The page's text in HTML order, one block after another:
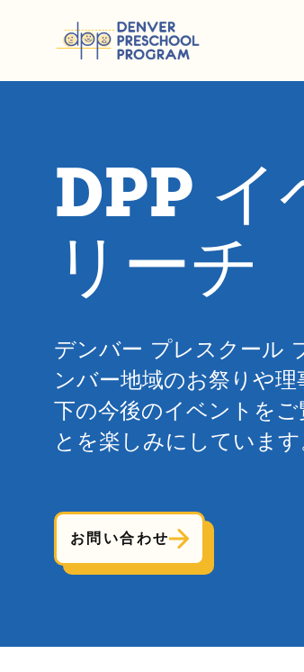
DPP イ
リーチ
デンバー プレスクール
ンバー地域のお祭りや
下の今後のイベントを
とを楽しみにしています
お問い合わせ